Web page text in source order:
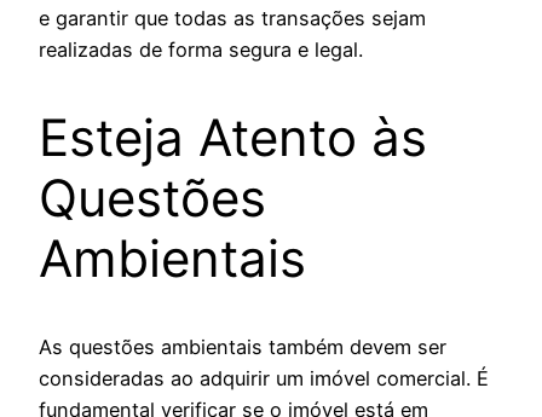
e garantir que todas as transações sejam
realizadas de forma segura e legal.
Esteja Atento às
Questões
Ambientais
As questões ambientais também devem ser
consideradas ao adquirir um imóvel comercial. É
fundamental verificar se o imóvel está em